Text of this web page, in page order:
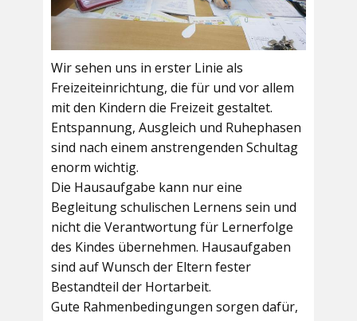
Wir sehen uns in erster Linie als
Freizeiteinrichtung, die für und vor allem
mit den Kindern die Freizeit gestaltet.
Entspannung, Ausgleich und Ruhephasen
sind nach einem anstrengenden Schultag
enorm wichtig.
Die Hausaufgabe kann nur eine
Begleitung schulischen Lernens sein und
nicht die Verantwortung für Lernerfolge
des Kindes übernehmen. Hausaufgaben
sind auf Wunsch der Eltern fester
Bestandteil der Hortarbeit.
Gute Rahmenbedingungen sorgen dafür,